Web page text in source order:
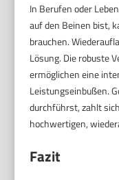
In Berufen oder
auf den Beinen bist,
brauchen.
Lösung. Die robuste
ermöglichen eine
Leistungseinbußen.
durchführst, zahlt
hochwertigen,
Fazit